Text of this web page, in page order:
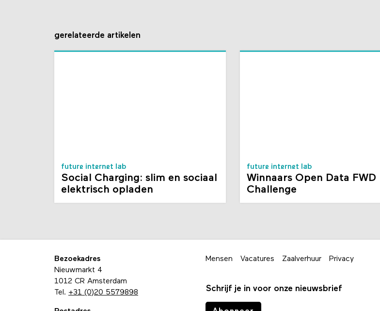
gerelateerde artikelen
future internet lab
Social Charging: slim en sociaal
elektrisch opladen
future internet lab
Winnaars Open Data FWD
Challenge
Bezoekadres
Nieuwmarkt 4
1012 CR Amsterdam
Tel. +31 (0)20 5579898
Mensen Vacatures Zaalverhuur Privacy
Schrijf je in voor onze nieuwsbrief